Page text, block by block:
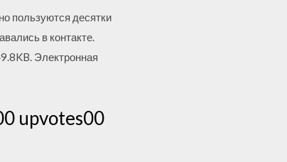
пользуются десятки
в контакте.
Электронная
upvotes00